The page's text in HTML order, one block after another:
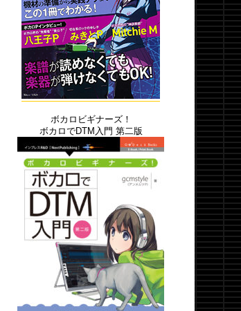
ボカロビギナーズ！
ボカロでDTM入門 第二版